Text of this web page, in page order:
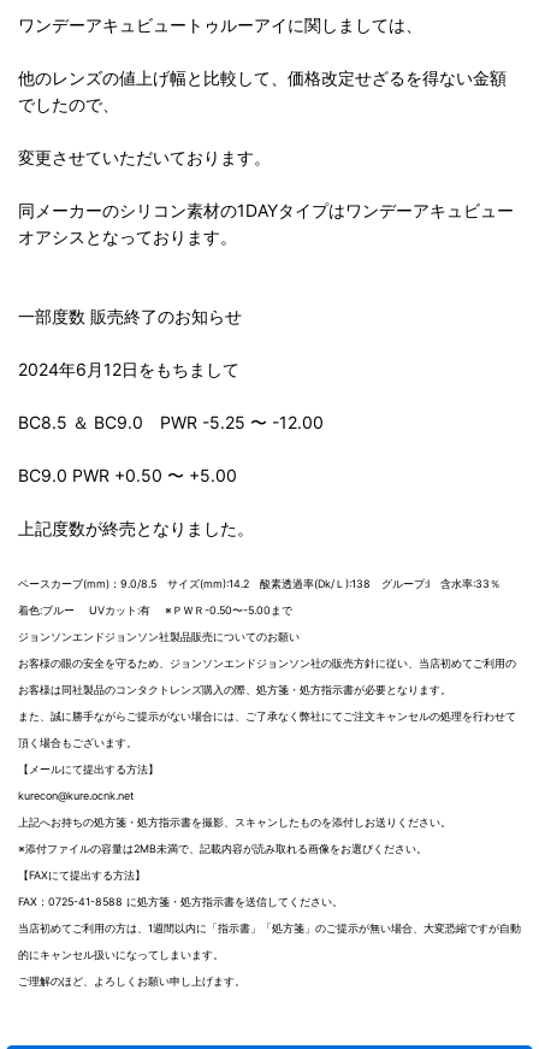
ワンデーアキュビュートゥルーアイに関しましては、
他のレンズの値上げ幅と比較して、価格改定せざるを得ない金額
でしたので、
変更させていただいております。
同メーカーのシリコン素材の1DAYタイプはワンデーアキュビュー
オアシスとなっております。
一部度数 販売終了のお知らせ
2024年6月12日をもちまして
BC8.5 ＆ BC9.0 PWR -5.25 〜 -12.00
BC9.0 PWR +0.50 〜 +5.00
上記度数が終売となりました。
ベースカーブ(mm)：9.0/8.5 サイズ(mm):14.2 酸素透過率(Dk/Ｌ):138 グループ:I 含水率:33％
着色:ブルー UVカット:有 ※ＰＷＲ-0.50〜-5.00まで
ジョンソンエンドジョンソン社製品販売についてのお願い
お客様の眼の安全を守るため、ジョンソンエンドジョンソン社の販売方針に従い、当店初めてご利用の
お客様は同社製品のコンタクトレンズ購入の際、処方箋・処方指示書が必要となります。
また、誠に勝手ながらご提示がない場合には、ご了承なく弊社にてご注文キャンセルの処理を行わせて
頂く場合もございます。
【メールにて提出する方法】
kurecon@kure.ocnk.net
上記へお持ちの処方箋・処方指示書を撮影、スキャンしたものを添付しお送りください。
※添付ファイルの容量は2MB未満で、記載内容が読み取れる画像をお選びください。
【FAXにて提出する方法】
FAX：0725-41-8588 に処方箋・処方指示書を送信してください。
当店初めてご利用の方は、1週間以内に「指示書」「処方箋」のご提示が無い場合、大変恐縮ですが自動
的にキャンセル扱いになってしまいます。
ご理解のほど、よろしくお願い申し上げます。